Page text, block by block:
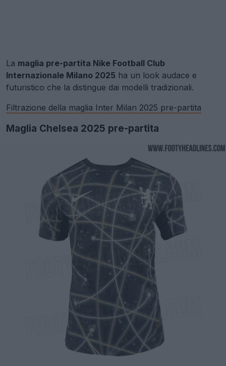
La maglia pre-partita Nike Football Club
Internazionale Milano 2025 ha un look audace e
futuristico che la distingue dai modelli tradizionali.
Filtrazione della maglia Inter Milan 2025 pre-partita
Maglia Chelsea 2025 pre-partita